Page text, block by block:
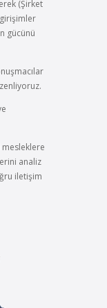
(Şirket
girişimler
gücünü
analiz
iletişim